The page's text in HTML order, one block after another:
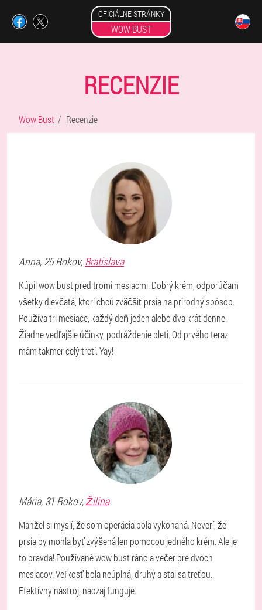
OFICIÁLNE STRÁNKY
WOW BUST
RECENZIE
Wow Bust Recenzie
Anna, 25 Rokov, Bratislava
Kúpil wow bust pred tromi mesiacmi. Dobrý krém, odporúčam
všetky dievčatá, ktorí chcú zväčšiť prsia na prírodný spôsob.
Používa tri mesiace, každý deň jeden alebo dva krát denne.
Žiadne vedľajšie účinky, podráždenie pleti. Od prvého teraz
mám takmer celý tretí. Yay!
Mária, 31 Rokov,Žilina
Manžel si myslí, že som operácia bola vykonaná. Neverí, že
prsia by mohla byť zvýšená len pomocou jedného krém. Ale je
to pravda! Používané wow bust ráno a večer pre dvoch
mesiacov. Veľkosť bola neúplná, druhý a stal sa treťou.
Efektívny nástroj, naozaj funguje.